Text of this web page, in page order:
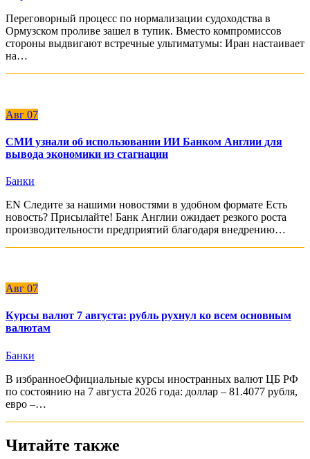
Переговорный процесс по нормализации судоходства в
Ормузском проливе зашел в тупик. Вместо компромиссов
стороны выдвигают встречные ультиматумы: Иран настаивает
на…
Авг 07
СМИ узнали об использовании ИИ Банком Англии для
вывода экономики из стагнации
Банки
EN Следите за нашими новостями в удобном формате Есть
новость? Присылайте! Банк Англии ожидает резкого роста
производительности предприятий благодаря внедрению…
Авг 07
Курсы валют 7 августа: рубль рухнул ко всем основным
валютам
Банки
В избранноеОфициальные курсы иностранных валют ЦБ РФ
по состоянию на 7 августа 2026 года: доллар – 81.4077 рубля,
евро –…
Читайте также